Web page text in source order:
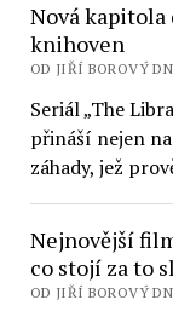
Nová kapitola
knihoven
OD JIŘÍ BOROVÝ
Seriál „The
přináší nejen
záhady, jež
Nejnovější
co stojí za to
OD JIŘÍ BOROVÝ